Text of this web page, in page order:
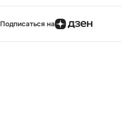
Подписаться на